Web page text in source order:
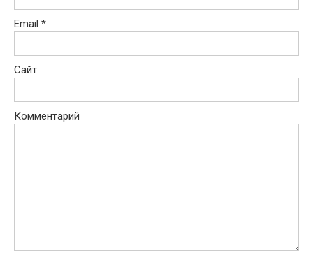
Email *
Сайт
Комментарий